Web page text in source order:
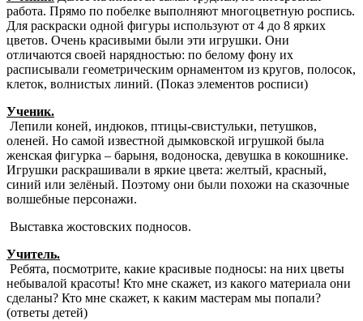
работа. Прямо по побелке выполняют многоцветную роспись.
Для раскраски одной фигуры используют от 4 до 8 ярких
цветов. Очень красивыми были эти игрушки. Они
отличаются своей нарядностью: по белому фону их
расписывали геометрическим орнаментом из кругов, полосок,
клеток, волнистых линий. (Показ элементов росписи)
Ученик.
Лепили коней, индюков, птицы-свистульки, петушков,
оленей. Но самой известной дымковской игрушкой была
женская фигурка – барыня, водоноска, девушка в кокошнике.
Игрушки раскрашивали в яркие цвета: желтый, красный,
синий или зелёный. Поэтому они были похожи на сказочные
волшебные персонажи.
Выставка жостовских подносов.
Учитель.
Ребята, посмотрите, какие красивые подносы: на них цветы
небывалой красоты! Кто мне скажет, из какого материала они
сделаны? Кто мне скажет, к каким мастерам мы попали?
(ответы детей)